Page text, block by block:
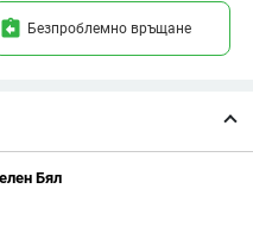
assignment_return Безпроблемно връщане
Бял